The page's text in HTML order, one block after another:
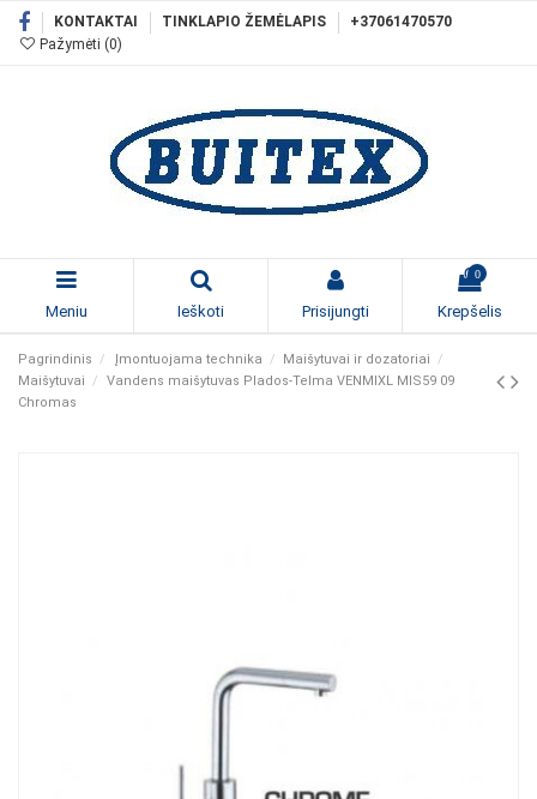
KONTAKTAI TINKLAPIO ŽEMĖLAPIS
+37061470570
Pažymėti (0)
Meniu Ieškoti Prisijungti
0
Krepšelis
Pagrindinis Įmontuojama technika
Maišytuvai ir dozatoriai
Maišytuvai
Vandens maišytuvas Plados-Telma VENMIXL MIS59 09
Chromas